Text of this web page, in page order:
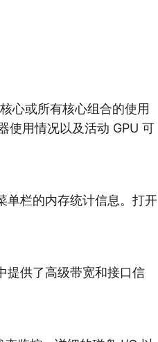
心或所有核心组合的使用
使用情况以及活动 GPU 可
单栏的内存统计信息。打开
提供了高级带宽和接口信